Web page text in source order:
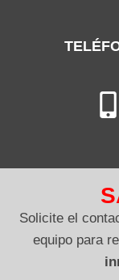
Solicite el
equipo para